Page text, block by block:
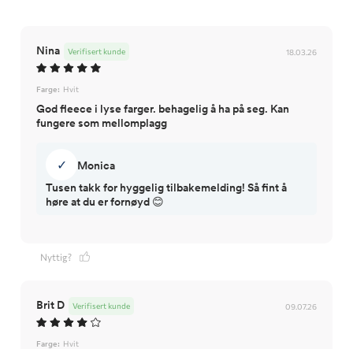
Nina 18.03.26
Verifisert kunde
Farge: Hvit
God fleece i lyse farger. behagelig å ha på seg. Kan
fungere som mellomplagg
✓
Monica
Tusen takk for hyggelig tilbakemelding! Så fint å
høre at du er fornøyd 😊
Nyttig?
Brit D 09.07.26
Verifisert kunde
Farge: Hvit